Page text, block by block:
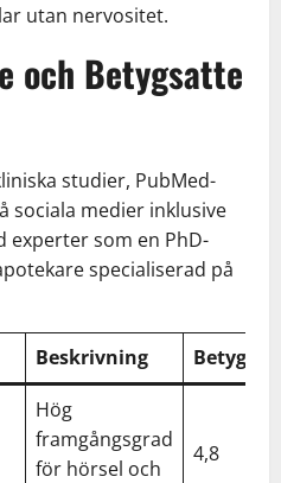
utan nervositet.
och Betygsatte
studier, PubMed-
sociala medier inklusive
experter som en PhD-
specialiserad på
Beskrivning Betyg/5
Hög
framgångsgrad
för hörsel och
4,8